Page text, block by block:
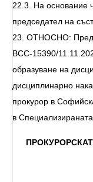
22.3. На
председател на
23. ОТНОСНО:
ВСС-15390/
образуване на
дисциплинарно
прокурор в
в